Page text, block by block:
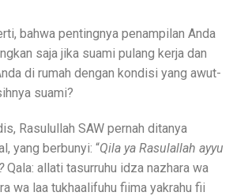
bahwa pentingnya penampilan Anda
saja jika suami pulang kerja dan
di rumah dengan kondisi yang awut-
suami?
Rasulullah SAW pernah ditanya
yang berbunyi: “Qila ya Rasulallah ayyu
Qala: allati tasurruhu idza nazhara wa
wa laa tukhaalifuhu fiima yakrahu fii